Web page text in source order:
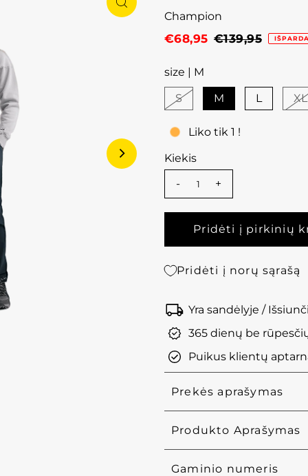
Champion
€68,95 €139,95
size | M
S
M L XL
Liko tik 1 !
Kiekis
-
+
Pridėti į norų sąrašą
Yra sandėlyje /
365 dienų be
Puikus klientų
Prekės aprašymas
Produkto Aprašymas
Gaminio numeris